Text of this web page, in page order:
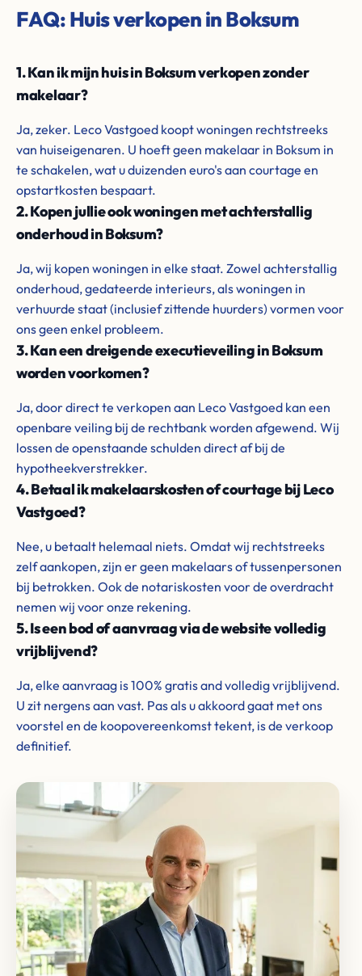
FAQ: Huis verkopen in Boksum
1. Kan ik mijn huis in Boksum verkopen zonder
makelaar?
Ja, zeker. Leco Vastgoed koopt woningen rechtstreeks
van huiseigenaren. U hoeft geen makelaar in Boksum in
te schakelen, wat u duizenden euro's aan courtage en
opstartkosten bespaart.
2. Kopen jullie ook woningen met achterstallig
onderhoud in Boksum?
Ja, wij kopen woningen in elke staat. Zowel achterstallig
onderhoud, gedateerde interieurs, als woningen in
verhuurde staat (inclusief zittende huurders) vormen voor
ons geen enkel probleem.
3. Kan een dreigende executieveiling in Boksum
worden voorkomen?
Ja, door direct te verkopen aan Leco Vastgoed kan een
openbare veiling bij de rechtbank worden afgewend. Wij
lossen de openstaande schulden direct af bij de
hypotheekverstrekker.
4. Betaal ik makelaarskosten of courtage bij Leco
Vastgoed?
Nee, u betaalt helemaal niets. Omdat wij rechtstreeks
zelf aankopen, zijn er geen makelaars of tussenpersonen
bij betrokken. Ook de notariskosten voor de overdracht
nemen wij voor onze rekening.
5. Is een bod of aanvraag via de website volledig
vrijblijvend?
Ja, elke aanvraag is 100% gratis and volledig vrijblijvend.
U zit nergens aan vast. Pas als u akkoord gaat met ons
voorstel en de koopovereenkomst tekent, is de verkoop
definitief.